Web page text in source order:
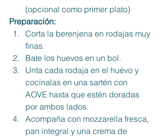
(opcional como primer plato)
Preparación:
Corta la berenjena en rodajas muy
finas.
Bate los huevos en un bol.
Unta cada rodaja en el huevo y
cocínalas en una sartén con
AOVE hasta que estén doradas
por ambos lados.
Acompaña con mozzarella fresca,
pan integral y una crema de